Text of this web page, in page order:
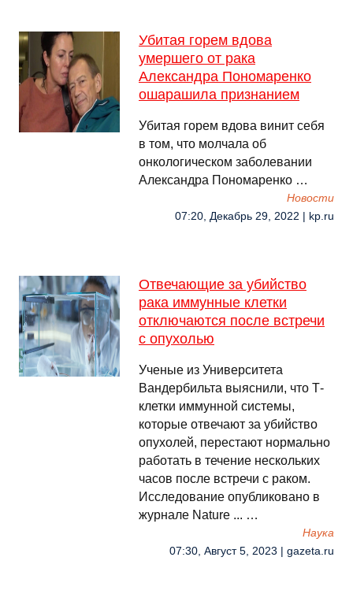
Убитая горем вдова
умершего от рака
Александра Пономаренко
ошарашила признанием
Убитая горем вдова винит себя
в том, что молчала об
онкологическом заболевании
Александра Пономаренко …
Новости
07:20, Декабрь 29, 2022 | kp.ru
Отвечающие за убийство
рака иммунные клетки
отключаются после встречи
с опухолью
Ученые из Университета
Вандербильта выяснили, что Т-
клетки иммунной системы,
которые отвечают за убийство
опухолей, перестают нормально
работать в течение нескольких
часов после встречи с раком.
Исследование опубликовано в
журнале Nature ... …
Наука
07:30, Август 5, 2023 | gazeta.ru